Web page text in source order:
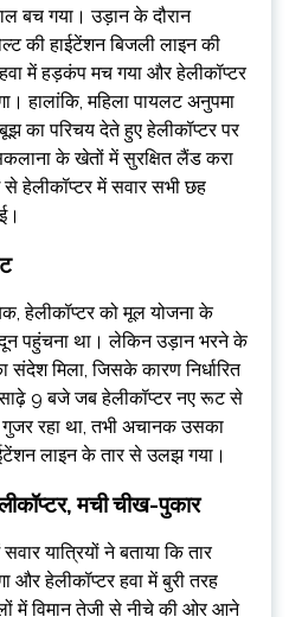
बच गया। उड़ान के दौरान
की हाईटेंशन बिजली लाइन की
में हड़कंप मच गया और हेलीकॉप्टर
हालांकि, महिला पायलट अनुपमा
का परिचय देते हुए हेलीकॉप्टर पर
के खेतों में सुरक्षित लैंड करा
हेलीकॉप्टर में सवार सभी छह
हेलीकॉप्टर को मूल योजना के
पहुंचना था। लेकिन उड़ान भरने के
संदेश मिला, जिसके कारण निर्धारित
9 बजे जब हेलीकॉप्टर नए रूट से
रहा था, तभी अचानक उसका
लाइन के तार से उलझ गया।
मची चीख-पुकार
यात्रियों ने बताया कि तार
हेलीकॉप्टर हवा में बुरी तरह
में विमान तेजी से नीचे की ओर आने